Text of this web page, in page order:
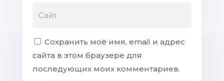
Сохранить моё имя, email и адрес
сайта в этом браузере для
последующих моих комментариев.